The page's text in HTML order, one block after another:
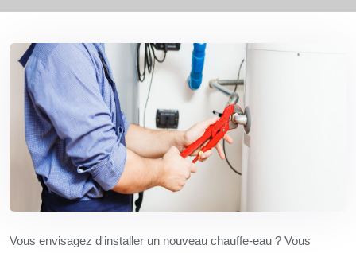
Vous envisagez d'installer un nouveau chauffe-eau ? Vous